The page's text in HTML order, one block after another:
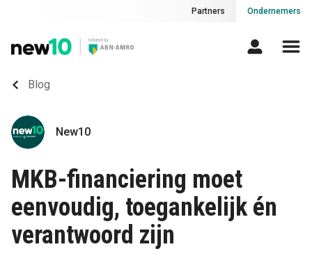
Partners Ondernemers
Blog
New10
MKB-financiering moet
eenvoudig, toegankelijk én
verantwoord zijn